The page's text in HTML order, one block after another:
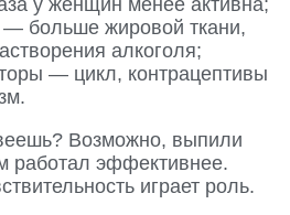
у женщин менее активна;
больше жировой ткани,
алкоголя;
— цикл, контрацептивы
Возможно, выпили
работал эффективнее.
играет роль.